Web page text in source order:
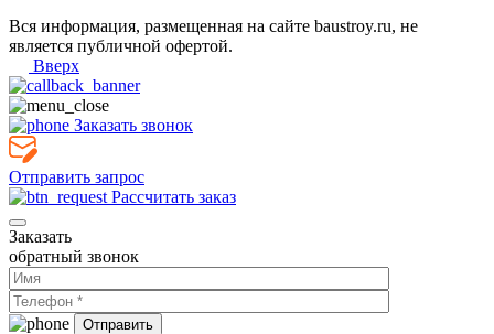
Вся информация, размещенная на сайте baustroy.ru, не
является публичной офертой.
Вверх
Заказать звонок
Отправить запрос
Рассчитать заказ
Заказать
обратный звонок